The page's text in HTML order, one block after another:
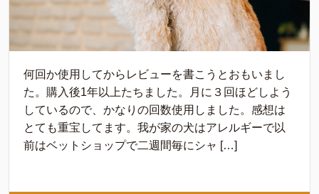
何回か使用してからレビューを書こうとおもいまし
た。購入後1年以上たちました。月に３回ほどしよう
しているので、かなりの回数使用しました。感想は
とても重宝してます。我が家の犬はアレルギーで以
前はベットショップで二週間毎にシャ […]